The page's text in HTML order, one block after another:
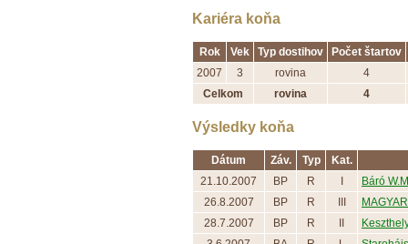
Kariéra koňa
Rok Vek Typ dostihov
Počet štartov
2007
3 rovina
4
Celkom
rovina 4
Výsledky koňa
Dátum Záv. Typ
Kat.
21.10.2007
BP R
Báró
26.8.2007
BP R
28.7.2007
BP R